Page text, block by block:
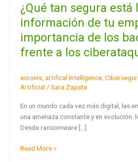
¿Qué tan segura está
información de tu
importancia de los
frente a los
acronis, artifical Intelligence,
Artificial / Sara Zapata
En un mundo cada vez más digital, las
una amenaza constante y en evolución:
Desde ransomware […]
¿Qué
tan
segura
está
la
tu
empresa?
La
importancia
de
backups
Read More »